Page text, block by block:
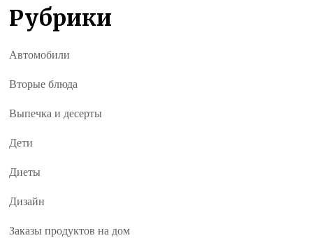
Рубрики
Автомобили
Вторые блюда
Выпечка и десерты
Дети
Диеты
Дизайн
Заказы продуктов на дом